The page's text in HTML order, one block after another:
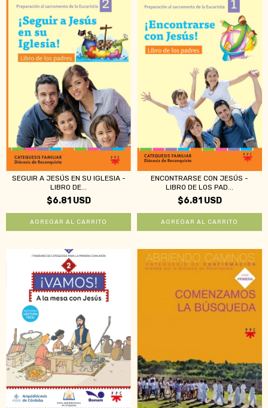
SEGUIR A JESÚS EN SU IGLESIA -
LIBRO DE...
$6.81 USD
ENCONTRARSE CON JESÚS -
LIBRO DE LOS PAD...
$6.81 USD